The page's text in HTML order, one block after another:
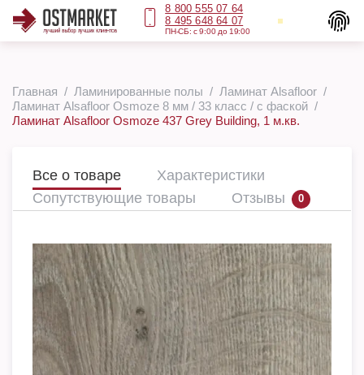
8 800 555 07 64
8 495 648 64 07
ПН-СБ: с 9:00 до 19:00
Главная Ламинированные полы
Ламинат Alsafloor
Ламинат Alsafloor Osmoze 8 мм / 33 класс / с фаской
Ламинат Alsafloor Osmoze 437 Grey Building, 1 м.кв.
Все о товаре
Характеристики
Сопутствующие товары
Отзывы 0